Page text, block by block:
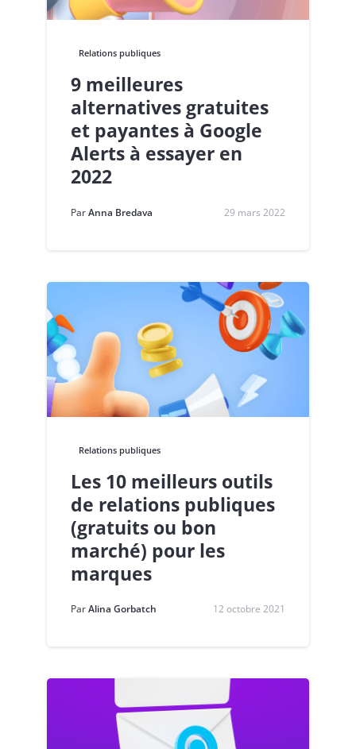
Relations publiques
9 meilleures
alternatives gratuites
et payantes à Google
Alerts à essayer en
2022
ParAnna Bredava 29 mars 2022
Relations publiques
Les 10 meilleurs outils
de relations publiques
(gratuits ou bon
marché) pour les
marques
ParAlina Gorbatch 12 octobre 2021